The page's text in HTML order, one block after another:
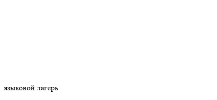
языковой лагерь